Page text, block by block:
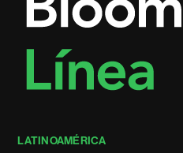
LATINOAMÉRICA